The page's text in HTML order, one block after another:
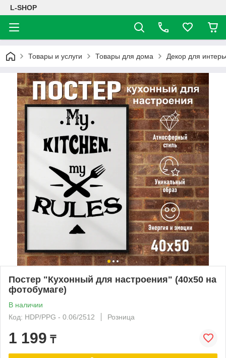
L-SHOP
Товары и услуги Товары для дома Декор для
Постер "Кухонный для настроения" (40х50 на
фотобумаге)
В наличии
Код: HDP/PPG - 0.06/2512
Розница
1 199 ₸